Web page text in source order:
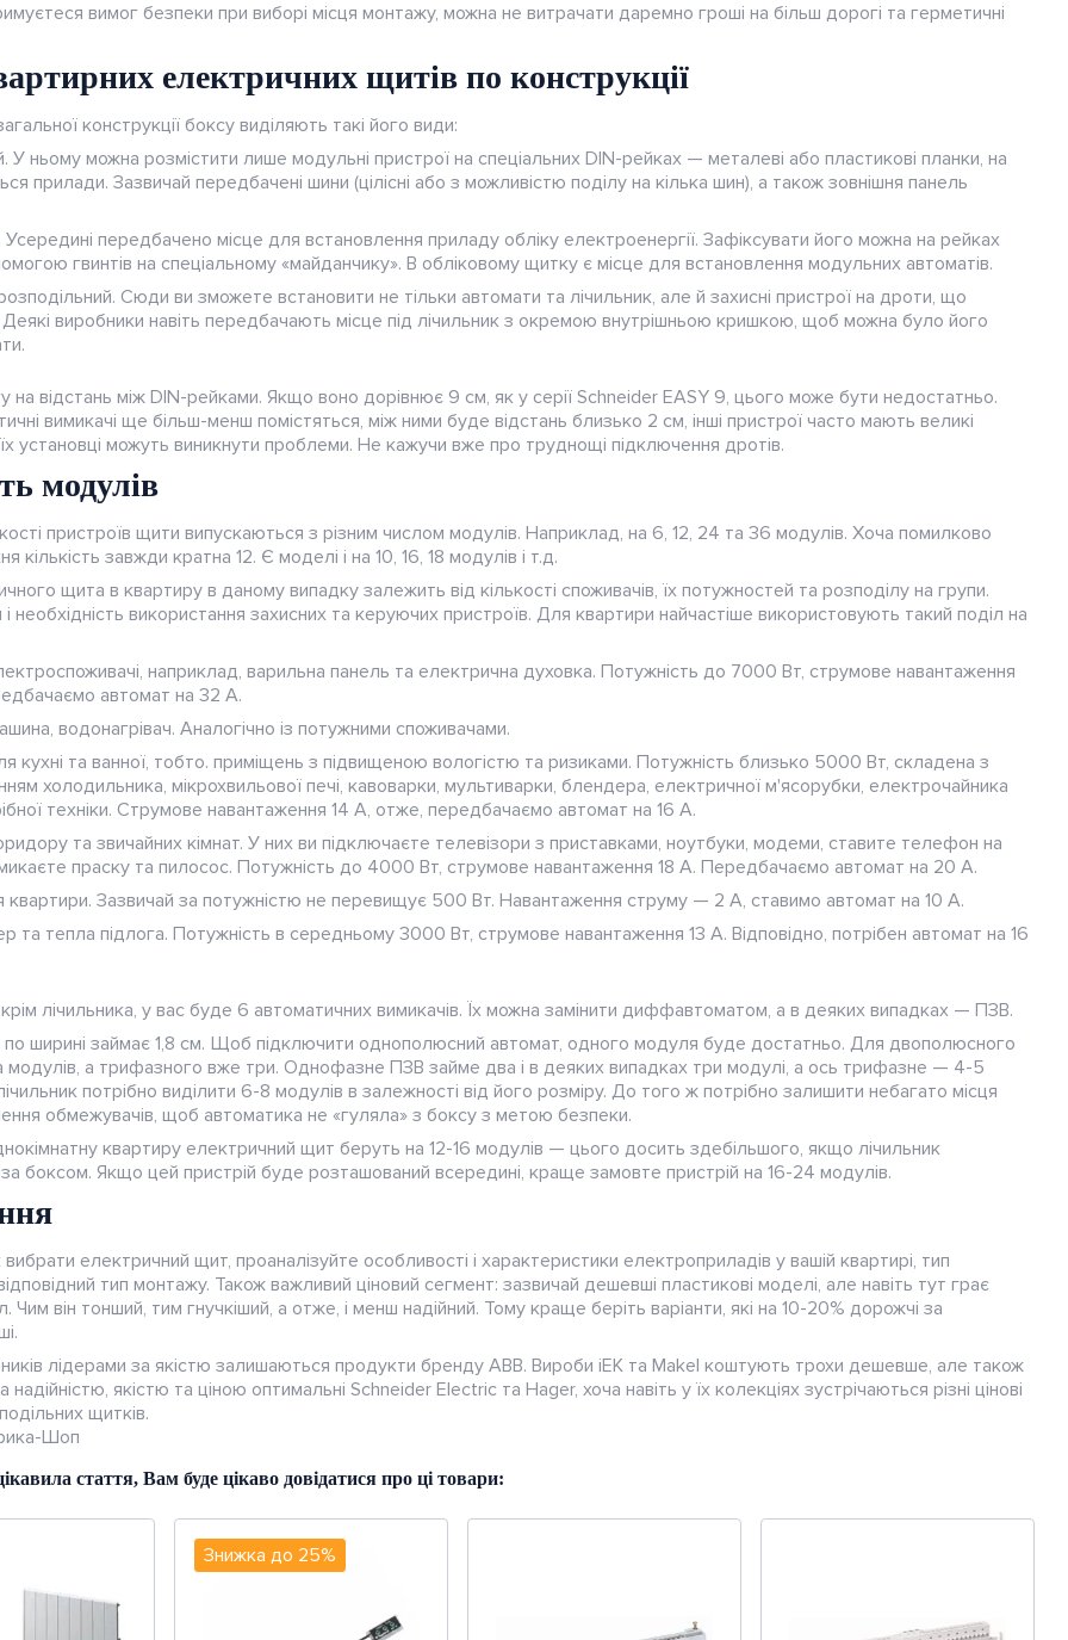
вимог безпеки при виборі місця монтажу, можна не витрачати даремно гроші на більш дорогі та герметичні
електричних щитів по конструкції
конструкції боксу виділяють такі його види:
У ньому можна розмістити лише модульні пристрої на спеціальних DIN-рейках — металеві або пластикові планки, на
прилади. Зазвичай передбачені шини (цілісні або з можливістю поділу на кілька шин), а також зовнішня панель
Усередині передбачено місце для встановлення приладу обліку електроенергії. Зафіксувати його можна на рейках
гвинтів на спеціальному «майданчику». В обліковому щитку є місце для встановлення модульних автоматів.
Сюди ви зможете встановити не тільки автомати та лічильник, але й захисні пристрої на дроти, що
Деякі виробники навіть передбачають місце під лічильник з окремою внутрішньою кришкою, щоб можна було його
на відстань між DIN-рейками. Якщо воно дорівнює 9 см, як у серії Schneider EASY 9, цього може бути недостатньо.
вимикачі ще більш-менш помістяться, між ними буде відстань близько 2 см, інші пристрої часто мають великі
їх установці можуть виникнути проблеми. Не кажучи вже про труднощі підключення дротів.
модулів
пристроїв щити випускаються з різним числом модулів. Наприклад, на 6, 12, 24 та 36 модулів. Хоча помилково
кількість завжди кратна 12. Є моделі і на 10, 16, 18 модулів і т.д.
щита в квартиру в даному випадку залежить від кількості споживачів, їх потужностей та розподілу на групи.
необхідність використання захисних та керуючих пристроїв. Для квартири найчастіше використовують такий поділ на
наприклад, варильна панель та електрична духовка. Потужність до 7000 Вт, струмове навантаження
автомат на 32 А.
водонагрівач. Аналогічно із потужними споживачами.
кухні та ванної, тобто. приміщень з підвищеною вологістю та ризиками. Потужність близько 5000 Вт, складена з
холодильника, мікрохвильової печі, кавоварки, мультиварки, блендера, електричної м'ясорубки, електрочайника
техніки. Струмове навантаження 14 А, отже, передбачаємо автомат на 16 А.
та звичайних кімнат. У них ви підключаєте телевізори з приставками, ноутбуки, модеми, ставите телефон на
праску та пилосос. Потужність до 4000 Вт, струмове навантаження 18 А. Передбачаємо автомат на 20 А.
квартири. Зазвичай за потужністю не перевищує 500 Вт. Навантаження струму — 2 А, ставимо автомат на 10 А.
та тепла підлога. Потужність в середньому 3000 Вт, струмове навантаження 13 А. Відповідно, потрібен автомат на 16
крім лічильника, у вас буде 6 автоматичних вимикачів. Їх можна замінити диффавтоматом, а в деяких випадках — ПЗВ.
ширині займає 1,8 см. Щоб підключити однополюсний автомат, одного модуля буде достатньо. Для двополюсного
модулів, а трифазного вже три. Однофазне ПЗВ займе два і в деяких випадках три модулі, а ось трифазне — 4-5
потрібно виділити 6-8 модулів в залежності від його розміру. До того ж потрібно залишити небагато місця
обмежувачів, щоб автоматика не «гуляла» з боксу з метою безпеки.
квартиру електричний щит беруть на 12-16 модулів — цього досить здебільшого, якщо лічильник
боксом. Якщо цей пристрій буде розташований всередині, краще замовте пристрій на 16-24 модулів.
електричний щит, проаналізуйте особливості і характеристики електроприладів у вашій квартирі, тип
тип монтажу. Також важливий ціновий сегмент: зазвичай дешевші пластикові моделі, але навіть тут грає
Чим він тонший, тим гнучкіший, а отже, і менш надійний. Тому краще беріть варіанти, які на 10-20% дорожчі за
лідерами за якістю залишаються продукти бренду ABB. Вироби iEK та Makel коштують трохи дешевше, але також
надійністю, якістю та ціною оптимальні Schneider Electric та Hager, хоча навіть у їх колекціях зустрічаються різні цінові
щитків.
Шоп
стаття, Вам буде цікаво довідатися про ці товари:
Знижка до 25%